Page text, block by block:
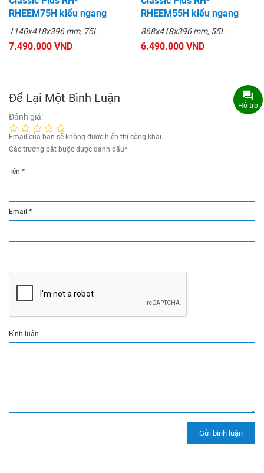
RHEEM75H kiểu ngang
1140x418x396 mm, 75L
7.490.000 VND
RHEEM55H kiểu ngang
868x418x396 mm, 55L
6.490.000 VND
Để Lại Một Bình Luận
Đánh giá:
Email của bạn sẽ không được hiển thị công khai.
Các trường bắt buộc được đánh dấu*
Tên *
Email *
Bình luận
Hỗ trợ